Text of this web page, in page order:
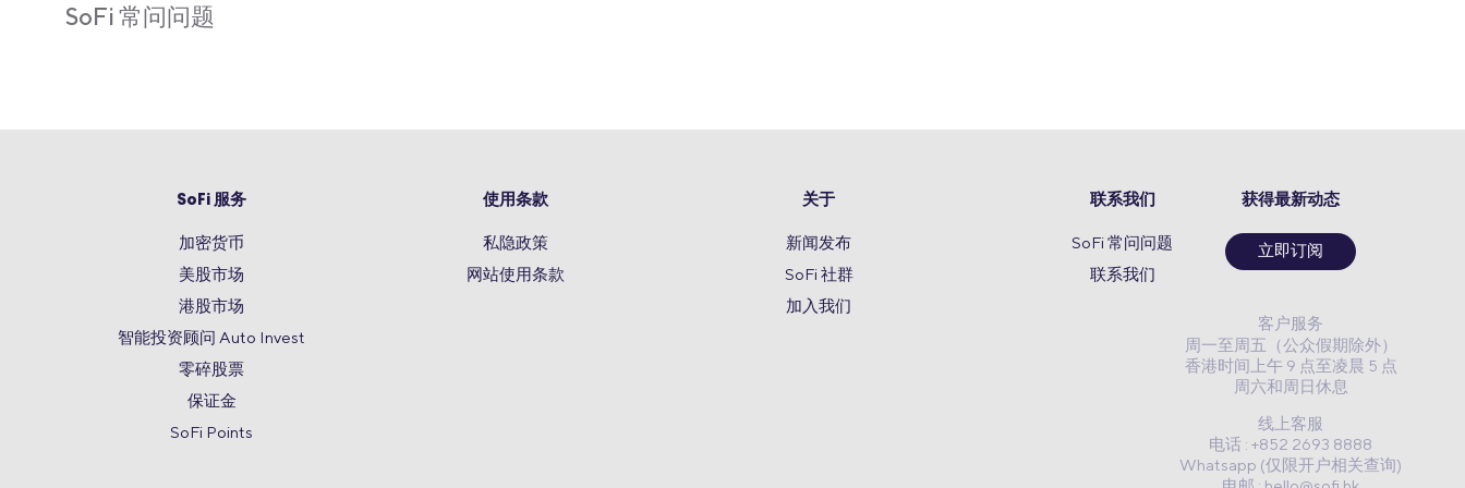
SoFi 常问问题
SoFi 服务
加密货币
美股市场
港股市场
智能投资顾问 Auto Invest
零碎股票
保证金
SoFi Points
使用条款
私隐政策
网站使用条款
关于
新闻发布
SoFi 社群
加入我们
联系我们
SoFi 常问问题
联系我们
获得最新动态
立即订阅
客户服务
周一至周五（公众假期除外）
香港时间上午 9 点至凌晨 5 点
周六和周日休息
线上客服
电话 : +852 2693 8888
Whatsapp (仅限开户相关查询)